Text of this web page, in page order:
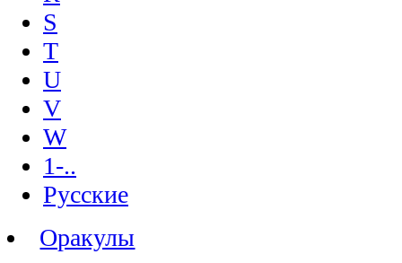
S
T
U
V
W
1-..
Русские
Оракулы